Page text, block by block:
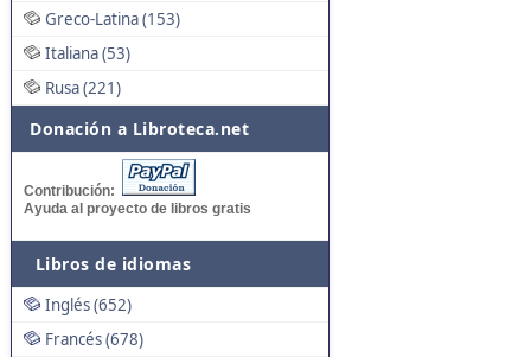
Greco-Latina (153)
Italiana (53)
Rusa (221)
Donación a Libroteca.net
Contribución:
Ayuda al proyecto de libros gratis
Libros de idiomas
Inglés (652)
Francés (678)